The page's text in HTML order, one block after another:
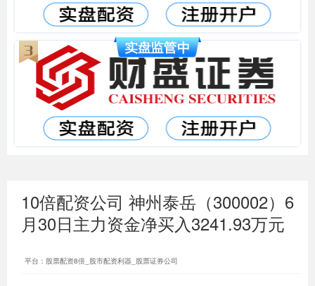
10倍配资公司 神州泰岳（300002）6
月30日主力资金净买入3241.93万元
平台：股票配资8倍_股市配资利器_股票证券公司